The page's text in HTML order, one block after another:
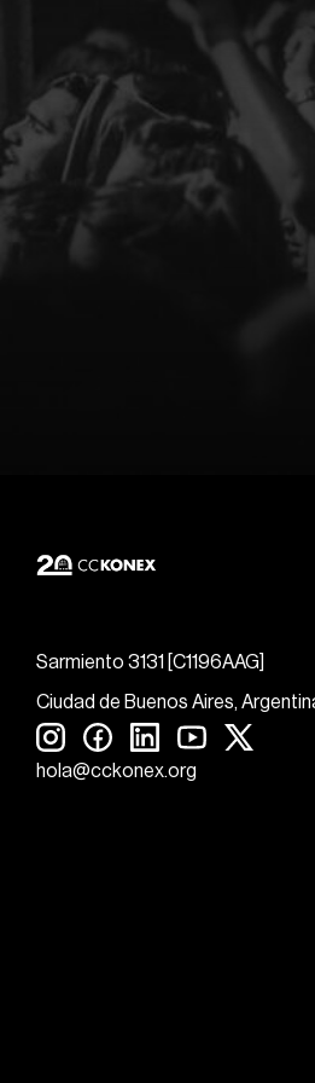
Sarmiento 3131 [C1196AAG]
Ciudad de Buenos Aires,
hola@cckonex.org